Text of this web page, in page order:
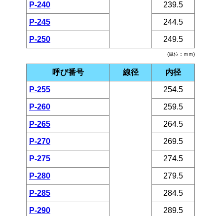
(単位：ｍｍ)
P-240 239.5
P-245 244.5
P-250 249.5
呼び番号 線径 内径
P-255 254.5
P-260 259.5
P-265 264.5
P-270 269.5
P-275 274.5
P-280 279.5
P-285 284.5
P-290 289.5